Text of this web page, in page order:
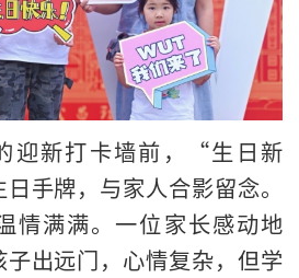
迎新打卡墙前，“生日新
手牌，与家人合影留念。
情满满。一位家长感动地
出远门，心情复杂，但学